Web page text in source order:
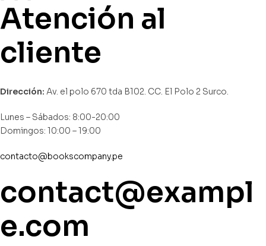
Atención al
cliente
Dirección: Av. el polo 670 tda B102. CC. El Polo 2 Surco.
Lunes – Sábados: 8:00-20:00
Domingos: 10:00 – 19:00
contacto@bookscompany.pe
contact@exampl
e.com